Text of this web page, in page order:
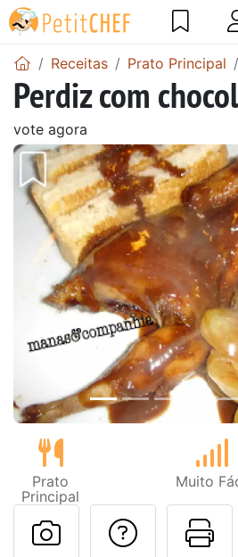
Receitas Prato Principal
Perdiz com
vote agora
Anterior
Prato
Principal
Muito
Falar